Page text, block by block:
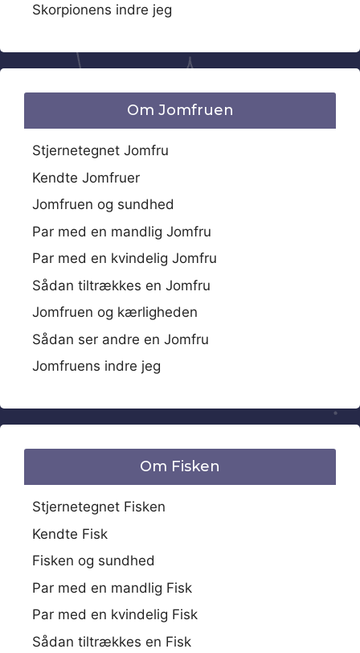
Skorpionens indre jeg
Om Jomfruen
Stjernetegnet Jomfru
Kendte Jomfruer
Jomfruen og sundhed
Par med en mandlig Jomfru
Par med en kvindelig Jomfru
Sådan tiltrækkes en Jomfru
Jomfruen og kærligheden
Sådan ser andre en Jomfru
Jomfruens indre jeg
Om Fisken
Stjernetegnet Fisken
Kendte Fisk
Fisken og sundhed
Par med en mandlig Fisk
Par med en kvindelig Fisk
Sådan tiltrækkes en Fisk